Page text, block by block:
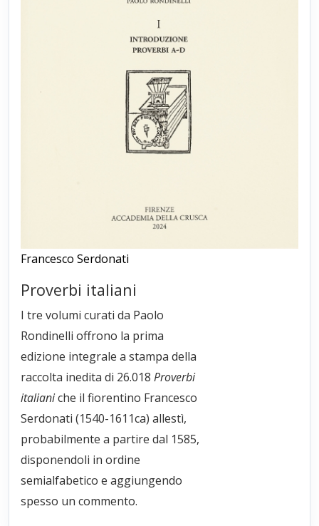
Francesco Serdonati
Proverbi italiani
I tre volumi curati da Paolo
Rondinelli offrono la prima
edizione integrale a stampa della
raccolta inedita di 26.018 Proverbi
italianiche il fiorentino Francesco
Serdonati (1540-1611ca) allestì,
probabilmente a partire dal 1585,
disponendoli in ordine
semialfabetico e aggiungendo
spesso un commento.